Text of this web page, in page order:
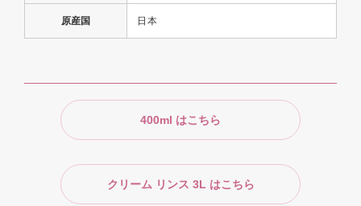
原産国 日本
400ml はこちら
クリーム リンス 3L はこちら